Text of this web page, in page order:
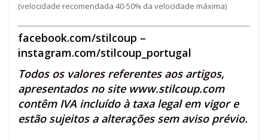
(velocidade recomendada 40-50% da velocidade máxima)
facebook.com/stilcoup –
instagram.com/stilcoup_portugal
Todos os valores referentes aos artigos,
apresentados no site www.stilcoup.com
contêm IVA incluído à taxa legal em vigor e
estão sujeitos a alterações sem aviso prévio.